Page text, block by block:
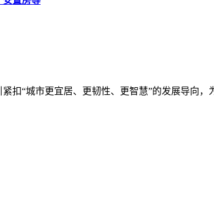
扣“城市更宜居、更韧性、更智慧”的发展导向，